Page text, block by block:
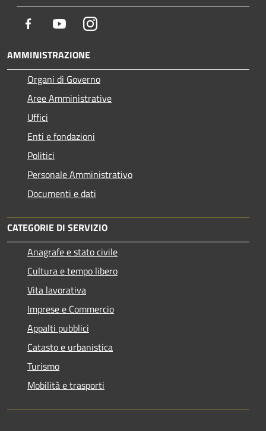
Facebook YoutubeInstagram
AMMINISTRAZIONE
Organi di Governo
Aree Amministrative
Uffici
Enti e fondazioni
Politici
Personale Amministrativo
Documenti e dati
CATEGORIE DI SERVIZIO
Anagrafe e stato civile
Cultura e tempo libero
Vita lavorativa
Imprese e Commercio
Appalti pubblici
Catasto e urbanistica
Turismo
Mobilità e trasporti